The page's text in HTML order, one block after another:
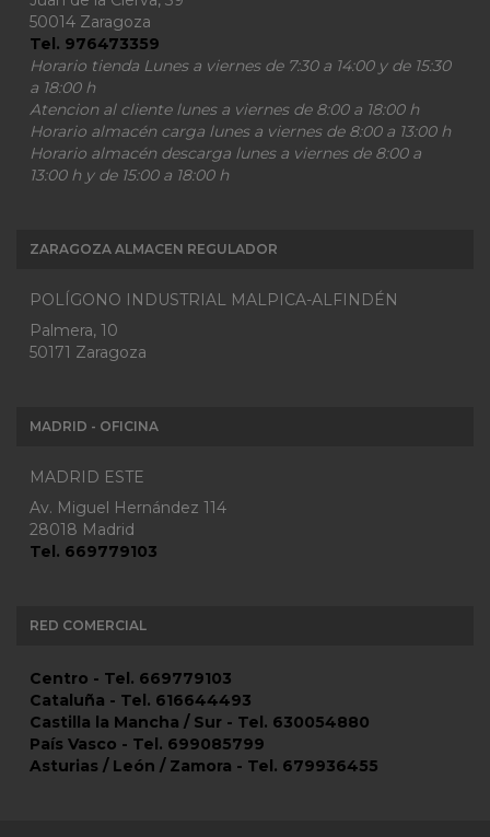
50014 Zaragoza
Tel. 976473359
Horario tienda Lunes a viernes de 7:30 a 14:00 y de 15:30
a 18:00 h
Atencion al cliente lunes a viernes de 8:00 a 18:00 h
Horario almacén carga lunes a viernes de 8:00 a 13:00 h
Horario almacén descarga lunes a viernes de 8:00 a
13:00 h y de 15:00 a 18:00 h
ZARAGOZA ALMACEN REGULADOR
POLÍGONO INDUSTRIAL MALPICA-ALFINDÉN
Palmera, 10
50171 Zaragoza
MADRID - OFICINA
MADRID ESTE
Av. Miguel Hernández 114
28018 Madrid
Tel. 669779103
RED COMERCIAL
Centro - Tel. 669779103
Cataluña - Tel. 616644493
Castilla la Mancha / Sur - Tel. 630054880
País Vasco - Tel. 699085799
Asturias / León / Zamora - Tel. 679936455